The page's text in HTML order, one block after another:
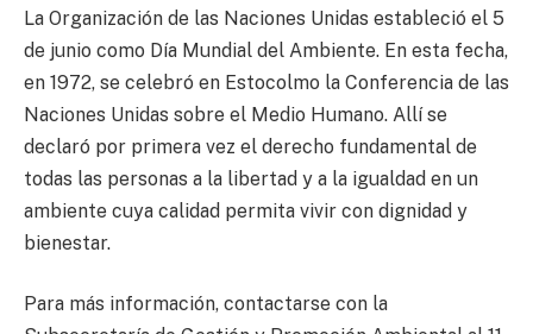
La Organización de las Naciones Unidas estableció el 5
de junio como Día Mundial del Ambiente. En esta fecha,
en 1972, se celebró en Estocolmo la Conferencia de las
Naciones Unidas sobre el Medio Humano. Allí se
declaró por primera vez el derecho fundamental de
todas las personas a la libertad y a la igualdad en un
ambiente cuya calidad permita vivir con dignidad y
bienestar.
Para más información, contactarse con la